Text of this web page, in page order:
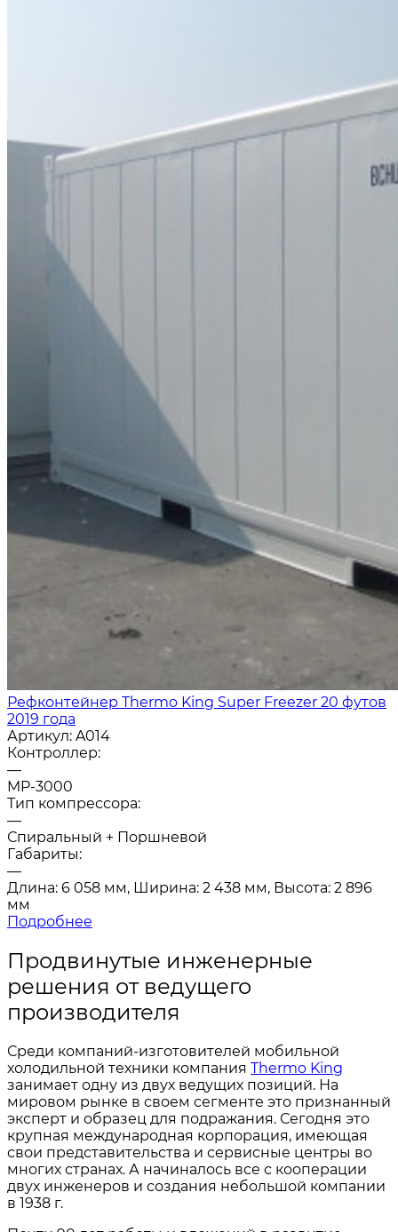
Рефконтейнер Thermo King Super Freezer 20 футов
2019 года
Артикул: A014
Контроллер:
—
MP-3000
Тип компрессора:
—
Спиральный + Поршневой
Габариты:
—
Длина: 6 058 мм, Ширина: 2 438 мм, Высота: 2 896
мм
Подробнее
Продвинутые инженерные
решения от ведущего
производителя
Среди компаний-изготовителей мобильной
холодильной техники компания Thermo King
занимает одну из двух ведущих позиций. На
мировом рынке в своем сегменте это признанный
эксперт и образец для подражания. Сегодня это
крупная международная корпорация, имеющая
свои представительства и сервисные центры во
многих странах. А начиналось все с кооперации
двух инженеров и создания небольшой компании
в 1938 г.